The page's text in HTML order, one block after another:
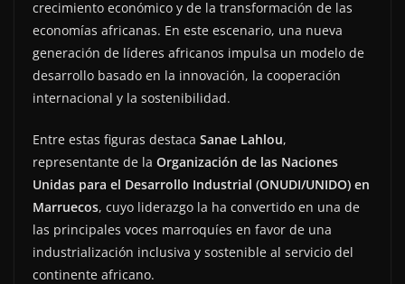
crecimiento económico y de la transformación de las
economías africanas. En este escenario, una nueva
generación de líderes africanos impulsa un modelo de
desarrollo basado en la innovación, la cooperación
internacional y la sostenibilidad.
Entre estas figuras destaca Sanae Lahlou,
representante de la Organización de las Naciones
Unidas para el Desarrollo Industrial (ONUDI/UNIDO) en
Marruecos, cuyo liderazgo la ha convertido en una de
las principales voces marroquíes en favor de una
industrialización inclusiva y sostenible al servicio del
continente africano.